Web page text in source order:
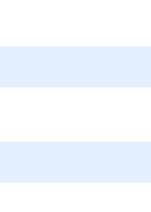
：セカンドキャリア